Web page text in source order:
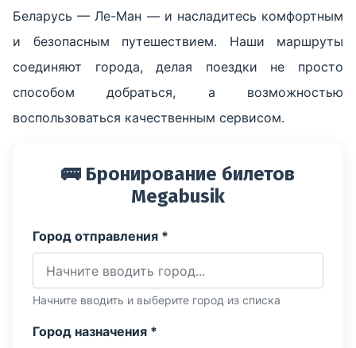
Беларусь — Ле-Ман — и насладитесь комфортным
и безопасным путешествием. Наши маршруты
соединяют города, делая поездки не просто
способом добраться, а возможностью
воспользоваться качественным сервисом.
🚌 Бронирование билетов
Megabusik
Город отправления *
Начните вводить и выберите город из списка
Город назначения *